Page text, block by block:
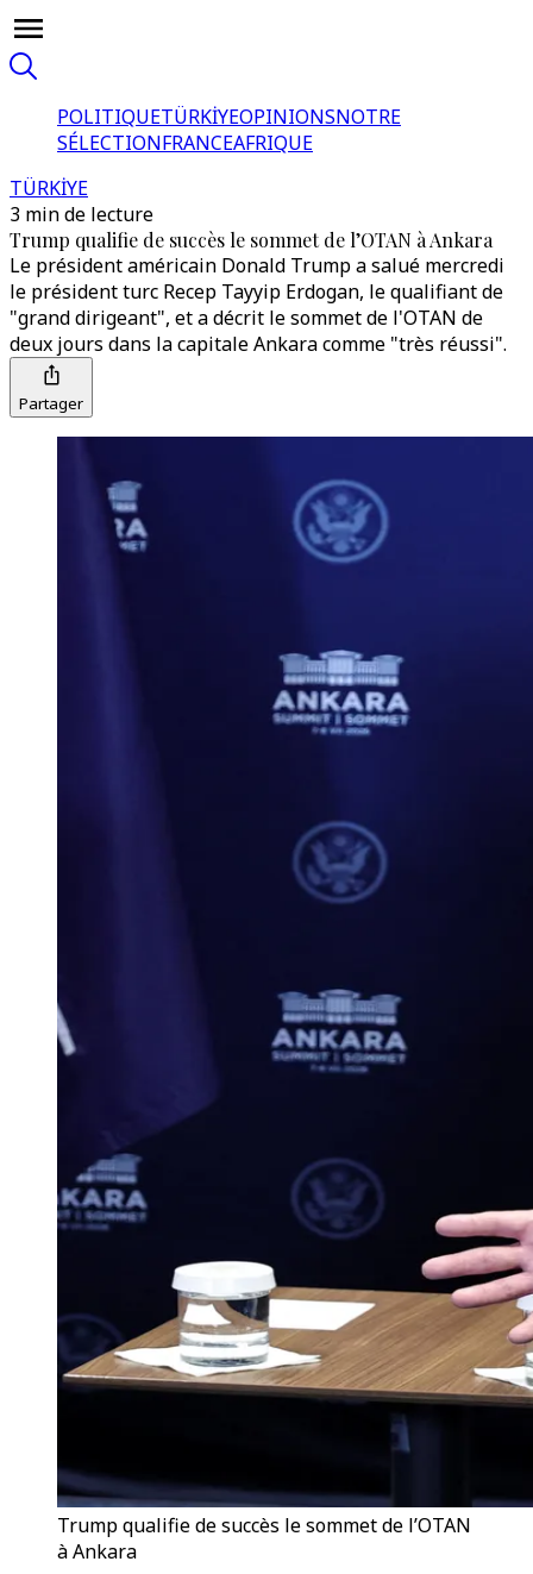
POLITIQUETÜRKİYEOPINIONSNOTRE
SÉLECTIONFRANCEAFRIQUE
TÜRKİYE
3 min de lecture
Trump qualifie de succès le sommet de l’OTAN à Ankara
Le président américain Donald Trump a salué mercredi
le président turc Recep Tayyip Erdogan, le qualifiant de
"grand dirigeant", et a décrit le sommet de l'OTAN de
deux jours dans la capitale Ankara comme "très réussi".
Partager
Trump qualifie de succès le sommet de l’OTAN
à Ankara